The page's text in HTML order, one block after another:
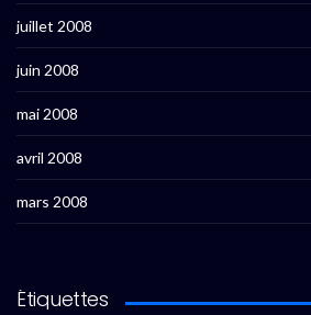
juillet 2008
juin 2008
mai 2008
avril 2008
mars 2008
Étiquettes